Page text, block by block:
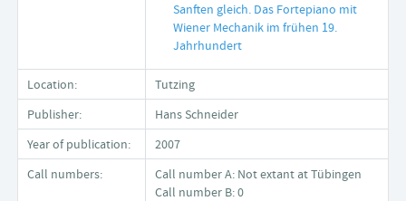
Sanften gleich. Das Fortepiano mit
Wiener Mechanik im frühen 19.
Jahrhundert
Location:
Tutzing
Publisher:
Hans Schneider
Year of publication:
2007
Call numbers:
Call number A: Not extant at Tübingen
Call number B: 0